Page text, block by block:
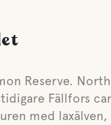
Reserve.
Fällfors
med laxälven,